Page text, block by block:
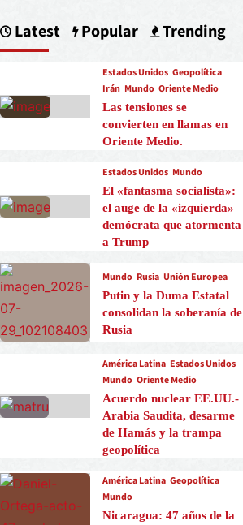
Latest Popular Trending
Estados Unidos Geopolítica
Irán Mundo Oriente Medio
Las tensiones se
convierten en llamas en
Oriente Medio.
Estados Unidos Mundo
El «fantasma socialista»:
el auge de la «izquierda»
demócrata que atormenta
a Trump
Mundo Rusia Unión Europea
Putin y la Duma Estatal
consolidan la soberanía de
Rusia
América Latina Estados Unidos
Mundo Oriente Medio
Acuerdo nuclear EE.UU.-
Arabia Saudita, desarme
de Hamás y la trampa
geopolítica
América Latina Geopolítica
Mundo
Nicaragua: 47 años de la